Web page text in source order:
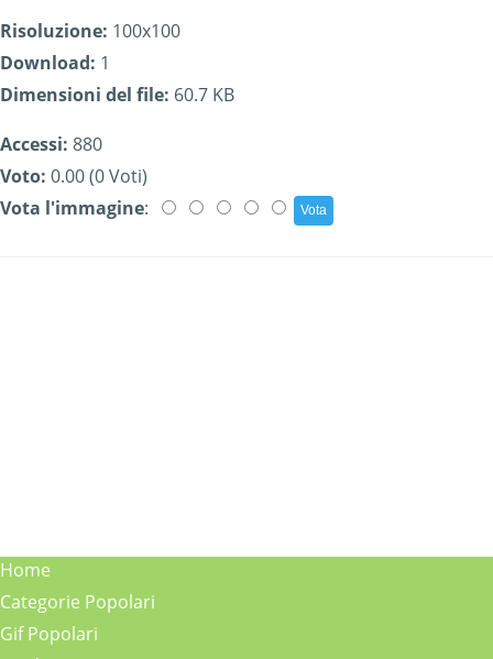
Risoluzione: 100x100
Download: 1
Dimensioni del file: 60.7 KB
Accessi: 880
Voto: 0.00 (0 Voti)
Vota l'immagine:
Home
Categorie Popolari
Gif Popolari